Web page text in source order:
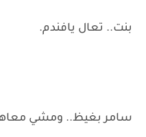
بنت.. تعال يافندم.
سامر بغيظ.. ومشي